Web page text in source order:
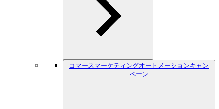
コマースマーケティングオートメーションキャン
ペーン